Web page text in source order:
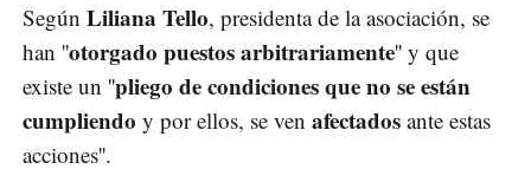
Según Liliana Tello, presidenta de la asociación, se
han ''otorgado puestos arbitrariamente'' y que
existe un ''pliego de condiciones que no se están
cumpliendo y por ellos, se ven afectados ante estas
acciones''.